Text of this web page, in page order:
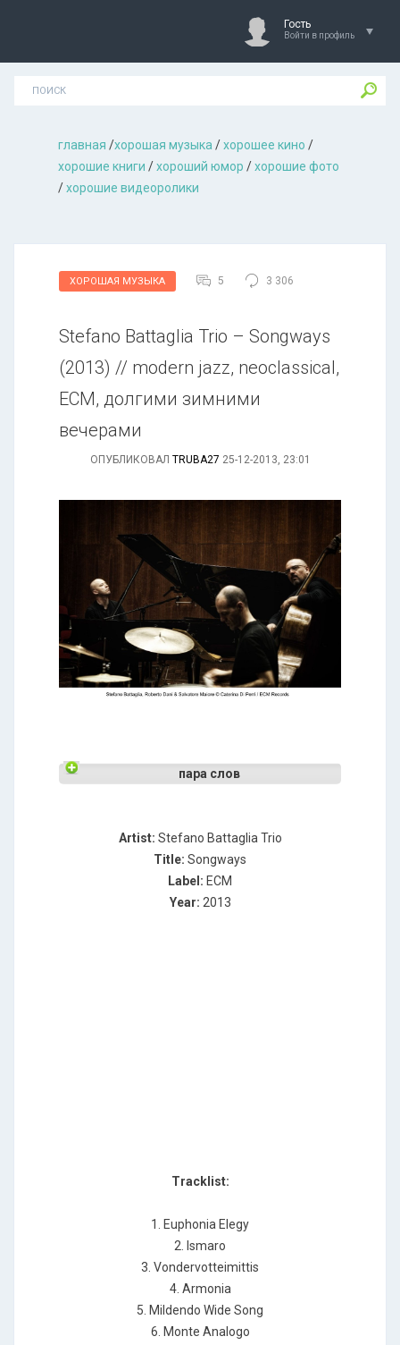
Гость
Войти в профиль
главная /хорошая музыкa /хорошее кино /
хорошие книги /хороший юмор /хорошие фото
/хорошие видеоролики
ХОРОШАЯ МУЗЫКА 5 3 306
Stefano Battaglia Trio – Songways
(2013) // modern jazz, neoclassical,
ECM, долгими зимними
вечерами
ОПУБЛИКОВАЛ TRUBA27 25-12-2013, 23:01
пара слов
Artist: Stefano Battaglia Trio
Title: Songways
Label: ECM
Year: 2013
Tracklist:
1. Euphonia Elegy
2. Ismaro
3. Vondervotteimittis
4. Armonia
5. Mildendo Wide Song
6. Monte Analogo